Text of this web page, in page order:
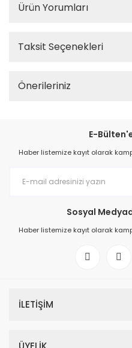
Ürün Yorumları
Taksit Seçenekleri
Önerileriniz
E-
Haber listemize kayıt olarak
Sosyal
Haber listemize kayıt olarak
İLETİŞİM